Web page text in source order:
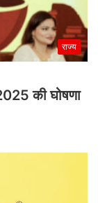
राज्य
की घोषणा